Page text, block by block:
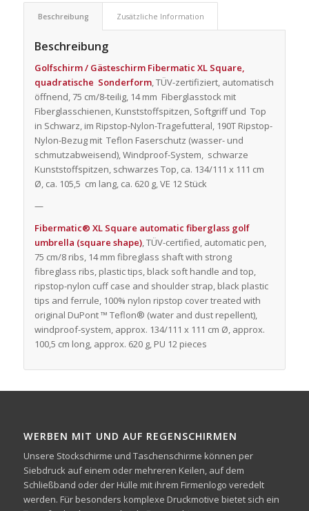
Beschreibung Zusätzliche Information
Beschreibung
Golfschirm / Gästeschirm Fibermatic XL Square,
quadratische Sonderform, TÜV-zertifiziert, automatisch
öffnend, 75 cm/8-teilig, 14 mm Fiberglasstock mit
Fiberglasschienen, Kunststoffspitzen, Softgriff und Top
in Schwarz, im Ripstop-Nylon-Tragefutteral, 190T Ripstop-
Nylon-Bezug mit Teflon Faserschutz (wasser- und
schmutzabweisend), Windproof-System, schwarze
Kunststoffspitzen, schwarzes Top, ca. 134/111 x 111 cm
Ø, ca. 105,5 cm lang, ca. 620 g, VE 12 Stück
—
Fibermatic® XL Square automatic fiberglass golf
umbrella (square shape), TÜV-certified, automatic pen,
75 cm/8 ribs, 14 mm fibreglass shaft with strong
fibreglass ribs, plastic tips, black soft handle and top,
ripstop-nylon cuff case and shoulder strap, black plastic
tips and ferrule, 100% nylon ripstop cover treated with
original DuPont ™ Teflon® (water and dust repellent),
windproof-system, approx. 134/111 x 111 cm Ø, approx.
100,5 cm long, approx. 620 g, PU 12 pieces
WERBEN MIT UND AUF REGENSCHIRMEN
Unsere Stockschirme und Taschenschirme können per
Siebdruck auf einem oder mehreren Keilen, auf dem
Schließband oder der Hülle mit ihrem Firmenlogo veredelt
werden. Für besonders komplexe Druckmotive bietet sich ein